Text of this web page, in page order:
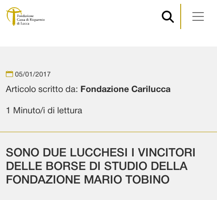
Navigazione principale
05/01/2017
Articolo scritto da: Fondazione Carilucca
1 Minuto/i di lettura
SONO DUE LUCCHESI I VINCITORI
DELLE BORSE DI STUDIO DELLA
FONDAZIONE MARIO TOBINO